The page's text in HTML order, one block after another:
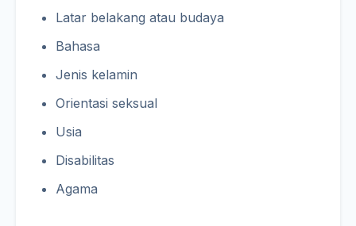
Latar belakang atau budaya
Bahasa
Jenis kelamin
Orientasi seksual
Usia
Disabilitas
Agama